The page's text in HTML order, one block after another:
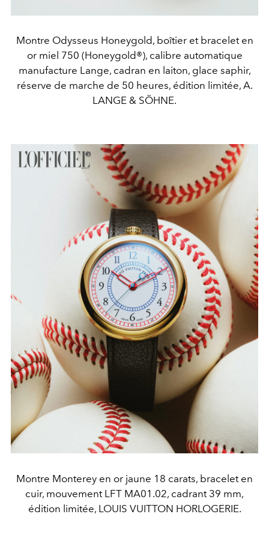
Montre Odysseus Honeygold, boîtier et bracelet en
or miel 750 (Honeygold®), calibre automatique
manufacture Lange, cadran en laiton, glace saphir,
réserve de marche de 50 heures, édition limitée, A.
LANGE & SÖHNE.
Montre Monterey en or jaune 18 carats, bracelet en
cuir, mouvement LFT MA01.02, cadrant 39 mm,
édition limitée, LOUIS VUITTON HORLOGERIE.